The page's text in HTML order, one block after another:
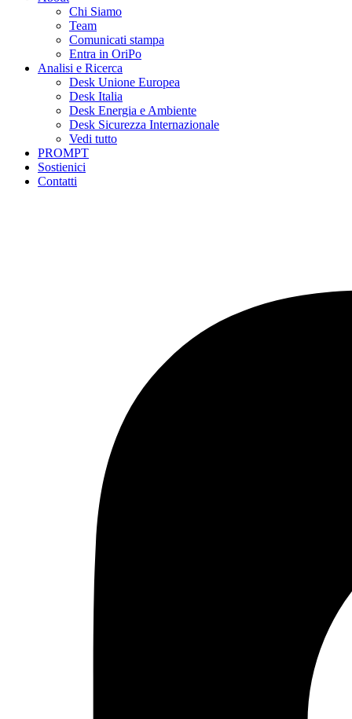
Chi Siamo
Team
Comunicati stampa
Entra in OriPo
Analisi e Ricerca
Desk Unione Europea
Desk Italia
Desk Energia e Ambiente
Desk Sicurezza Internazionale
Vedi tutto
PROMPT
Sostienici
Contatti